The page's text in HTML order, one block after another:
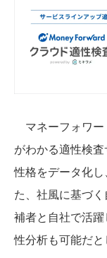
マネーフォワー
がわかる適性検
性格をデータ化
た、社風に基づ
補者と自社で活
性分析も可能だと